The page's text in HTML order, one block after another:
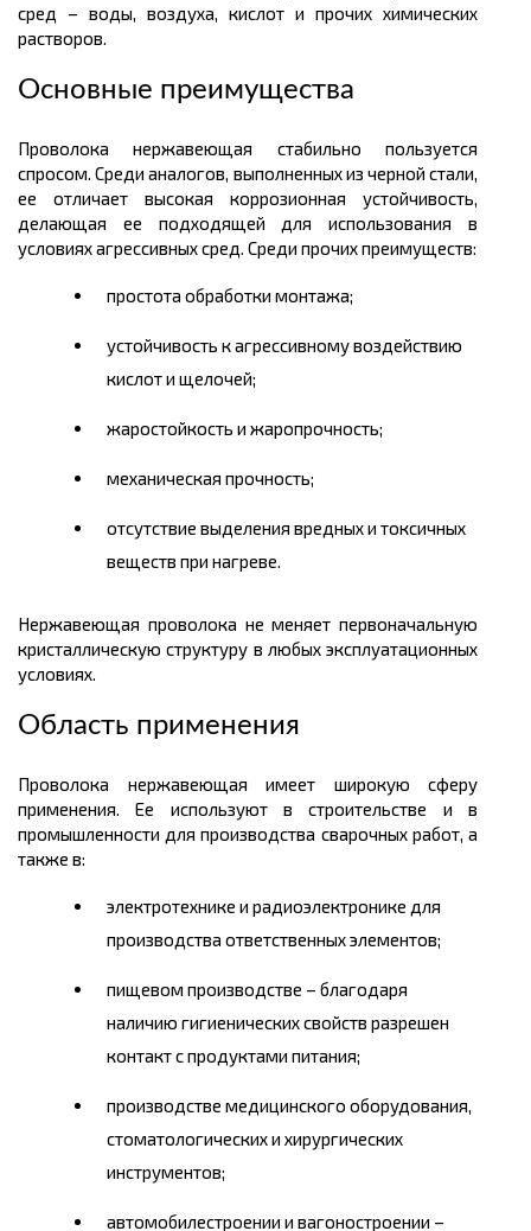
сред – воды, воздуха, кислот и прочих химических
растворов.
Основные преимущества
Проволока нержавеющая стабильно пользуется
спросом. Среди аналогов, выполненных из черной стали,
ее отличает высокая коррозионная устойчивость,
делающая ее подходящей для использования в
условиях агрессивных сред. Среди прочих преимуществ:
простота обработки монтажа;
устойчивость к агрессивному воздействию
кислот и щелочей;
жаростойкость и жаропрочность;
механическая прочность;
отсутствие выделения вредных и токсичных
веществ при нагреве.
Нержавеющая проволока не меняет первоначальную
кристаллическую структуру в любых эксплуатационных
условиях.
Область применения
Проволока нержавеющая имеет широкую сферу
применения. Ее используют в строительстве и в
промышленности для производства сварочных работ, а
также в:
электротехнике и радиоэлектронике для
производства ответственных элементов;
пищевом производстве – благодаря
наличию гигиенических свойств разрешен
контакт с продуктами питания;
производстве медицинского оборудования,
стоматологических и хирургических
инструментов;
автомобилестроении и вагоностроении –